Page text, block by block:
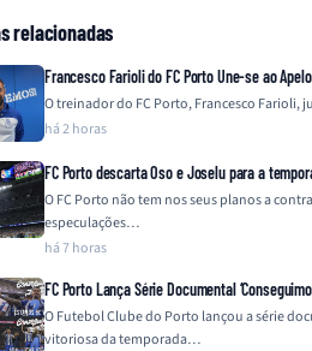
relacionadas
Francesco Farioli do FC Porto Une-se ao
O treinador do FC Porto, Francesco
há 2 horas
FC Porto descarta Oso e Joselu para a
O FC Porto não tem nos seus planos a
especulações…
há 7 horas
FC Porto Lança Série Documental
O Futebol Clube do Porto lançou a série
vitoriosa da temporada…